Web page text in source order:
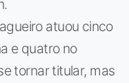
atuou cinco
e quatro no
tornar titular, mas